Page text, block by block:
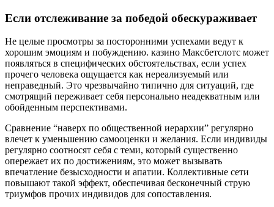
Если отслеживание за победой обескураживает
Не целые просмотры за посторонними успехами ведут к
хорошим эмоциям и побуждению. казино Максбетслотс может
появляться в специфических обстоятельствах, если успех
прочего человека ощущается как нереализуемый или
неправедный. Это чрезвычайно типично для ситуаций, где
смотрящий переживает себя персонально неадекватным или
обойденным перспективами.
Сравнение “наверх по общественной иерархии” регулярно
влечет к уменьшению самооценки и желания. Если индивиды
регулярно соотносят себя с теми, который существенно
опережает их по достижениям, это может вызывать
впечатление безысходности и апатии. Коллективные сети
повышают такой эффект, обеспечивая бесконечный струю
триумфов прочих индивидов для сопоставления.